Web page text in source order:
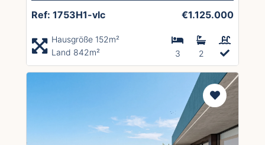
Ref: 1753H1-vlc €1.125.000
Hausgröße 152m²
Land 842m²
3 2